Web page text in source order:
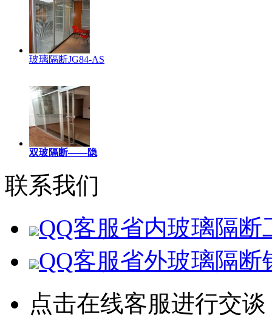
玻璃隔断JG84-AS
双玻隔断——隐
联系我们
QQ客服省内玻璃隔断
QQ客服省外玻璃隔断
点击在线客服进行交谈